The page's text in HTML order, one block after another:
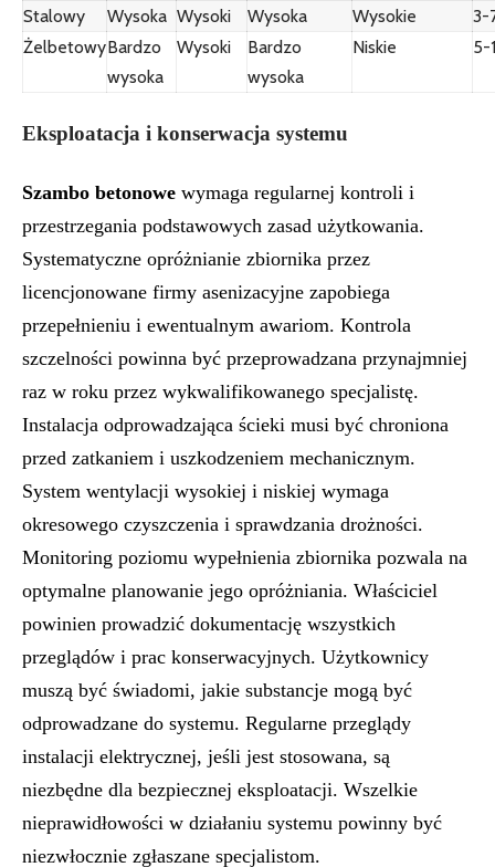
Stalowy Wysoka Wysoki Wysoka Wysokie
3-
ŻelbetowyBardzo
wysoka
Wysoki
Bardzo
wysoka
Niskie 5-
Eksploatacja i konserwacja systemu
Szambo betonowe wymaga regularnej kontroli i
przestrzegania podstawowych zasad użytkowania.
Systematyczne opróżnianie zbiornika przez
licencjonowane firmy asenizacyjne zapobiega
przepełnieniu i ewentualnym awariom. Kontrola
szczelności powinna być przeprowadzana przynajmniej
raz w roku przez wykwalifikowanego specjalistę.
Instalacja odprowadzająca ścieki musi być chroniona
przed zatkaniem i uszkodzeniem mechanicznym.
System wentylacji wysokiej i niskiej wymaga
okresowego czyszczenia i sprawdzania drożności.
Monitoring poziomu wypełnienia zbiornika pozwala na
optymalne planowanie jego opróżniania. Właściciel
powinien prowadzić dokumentację wszystkich
przeglądów i prac konserwacyjnych. Użytkownicy
muszą być świadomi, jakie substancje mogą być
odprowadzane do systemu. Regularne przeglądy
instalacji elektrycznej, jeśli jest stosowana, są
niezbędne dla bezpiecznej eksploatacji. Wszelkie
nieprawidłowości w działaniu systemu powinny być
niezwłocznie zgłaszane specjalistom.